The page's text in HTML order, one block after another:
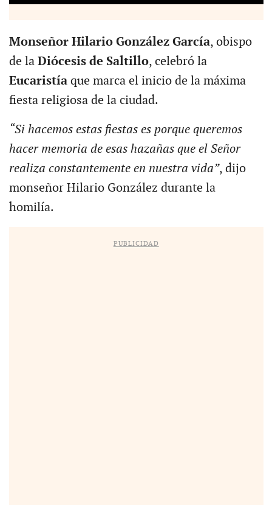
Monseñor Hilario González García, obispo
de la Diócesis de Saltillo, celebró la
Eucaristíaque marca el inicio de la máxima
fiesta religiosa de la ciudad.
“Si hacemos estas fiestas es porque queremos
hacer memoria de esas hazañas que el Señor
realiza constantemente en nuestra vida”, dijo
monseñor Hilario González durante la
homilía.
PUBLICIDAD